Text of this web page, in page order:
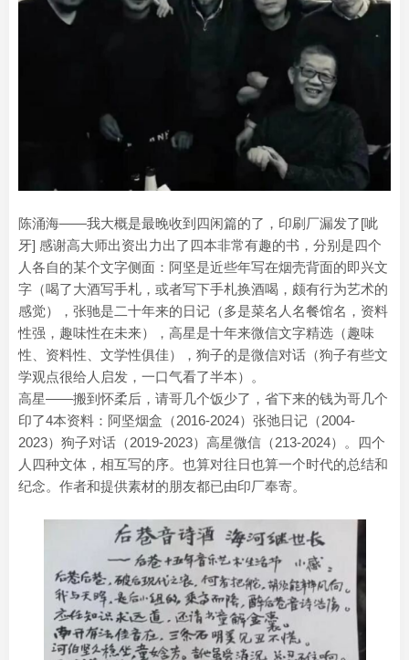
陈涌海——我大概是最晚收到四闲篇的了，印刷厂漏发了[呲
牙] 感谢高大师出资出力出了四本非常有趣的书，分别是四个
人各自的某个文字侧面：阿坚是近些年写在烟壳背面的即兴文
字（喝了大酒写手札，或者写下手札换酒喝，颇有行为艺术的
感觉），张驰是二十年来的日记（多是菜名人名餐馆名，资料
性强，趣味性在未来），高星是十年来微信文字精选（趣味
性、资料性、文学性俱佳），狗子的是微信对话（狗子有些文
学观点很给人启发，一口气看了半本）。
高星——搬到怀柔后，请哥几个饭少了，省下来的钱为哥几个
印了4本资料：阿坚烟盒（2016-2024）张弛日记（2004-
2023）狗子对话（2019-2023）高星微信（213-2024）。四个
人四种文体，相互写的序。也算对往日也算一个时代的总结和
纪念。作者和提供素材的朋友都已由印厂奉寄。